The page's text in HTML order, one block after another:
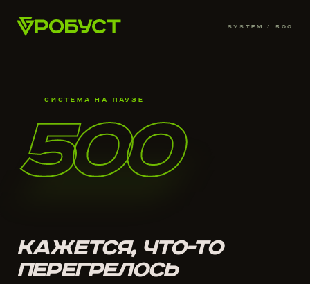
SYSTEM / 500
СИСТЕМА НА ПАУЗЕ
500
КАЖЕТСЯ, ЧТО-ТО
ПЕРЕГРЕЛОСЬ